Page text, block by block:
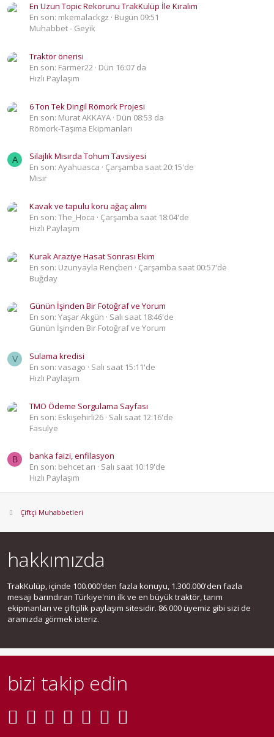
En Uzun Topic Rekorunu TrakKulüp İle Kıralım
En son: mkemalackgz
Bugün 09:51
Muhabbet - Geyik
Traktör önerisi
En son: Farmer22 Dün 16:07 da
Hızlı Paylaşım
6 Ton Tek Dingil Römork Projesi
En son: Murat AKKAYA Dün 08:53 da
Römork-Taşıma Ekipmanları
A
Silajlık Mısırda Tohum Tavsiyesi
En son: Ayahuasca
Çarşamba saat 20:15'de
Mısır
Kavak ve tapulu koru ağaç alımı
En son: The_Hoca
Çarşamba saat 18:04'de
Hızlı Paylaşım
Kurak Araziye Hasat Sonrası Ekim
En son: Uzunyayla Rençberi
Çarşamba saat 00:57'de
Buğday
Günün İşinden Bir Fotoğraf ve Yorum
En son: Yaşar Akgün
Salı saat 18:46'de
Günün İşinden Bir Fotoğraf ve Yorum
V
Sulama kredisi
En son: vasago
Salı saat 15:11'de
Hızlı Paylaşım
TMO Ödeme Sorgulama Sayfası
En son: Eskişehirli26 Salı saat 12:16'de
Fasulye
B
banka faizi, enfilasyon
En son: behcet arı
Salı saat 10:19'de
Hızlı Paylaşım
Çiftçi Muhabbetleri
hakkımızda
TrakKulüp, içinde 100.000'den fazla konuyu, 1.300.000'den fazla
mesajı barındıran Türkiye'nin ilk ve en büyük traktör, tarım
ekipmanları ve çiftçilik paylaşım sitesidir. 86.000 üyemiz gibi sizi de
aramızda görmek isteriz.
bizi takip edin